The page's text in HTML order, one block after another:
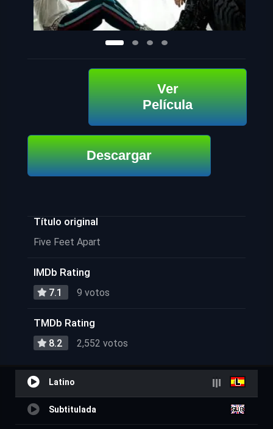
Ver
Película
Descargar
Título original
Five Feet Apart
IMDb Rating
7.1 9 votos
TMDb Rating
8.2 2,552 votos
Latino
Subtitulada